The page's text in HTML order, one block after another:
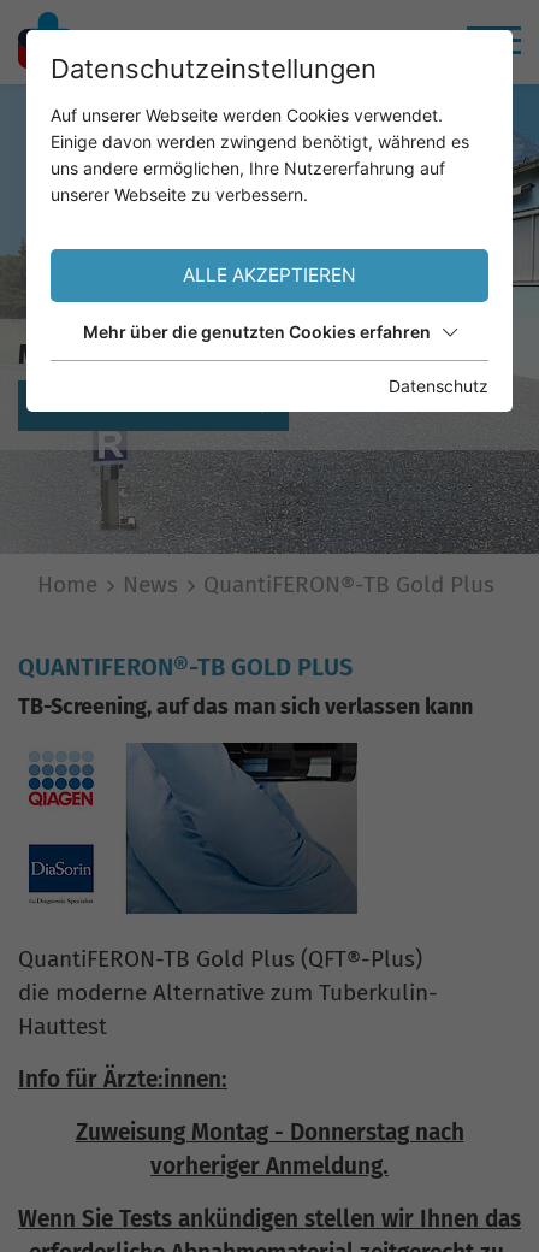
MED. & CHEM. LABORDIAGNOSTIK
Home News QuantiFERON®-TB Gold Plus
QUANTIFERON®-TB GOLD PLUS
TB-Screening, auf das man sich verlassen kann
QuantiFERON-TB Gold Plus (QFT®-Plus)
die moderne Alternative zum Tuberkulin-
Hauttest
Info für Ärzte:innen:
Zuweisung Montag - Donnerstag nach
vorheriger Anmeldung.
Wenn Sie Tests ankündigen stellen wir Ihnen das
Datenschutzeinstellungen
Auf unserer Webseite werden Cookies verwendet.
Einige davon werden zwingend benötigt, während es
uns andere ermöglichen, Ihre Nutzererfahrung auf
unserer Webseite zu verbessern.
ALLE AKZEPTIEREN
Mehr über die genutzten Cookies erfahren
Datenschutz